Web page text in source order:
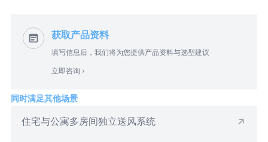
获取产品资料
填写信息后，我们将为您提供产品资料与选型建议
立即咨询 ›
同时满足其他场景
住宅与公寓多房间独立送风系统